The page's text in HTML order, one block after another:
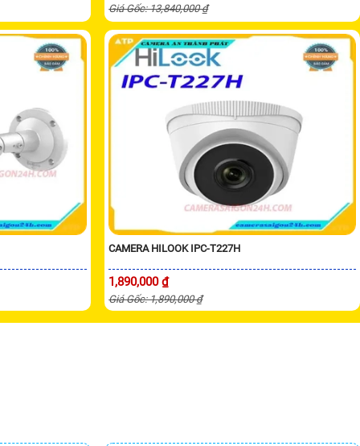
Giá Gốc: 13,840,000 ₫
CAMERA HILOOK IPC-T227H
1,890,000 ₫
Giá Gốc: 1,890,000 ₫